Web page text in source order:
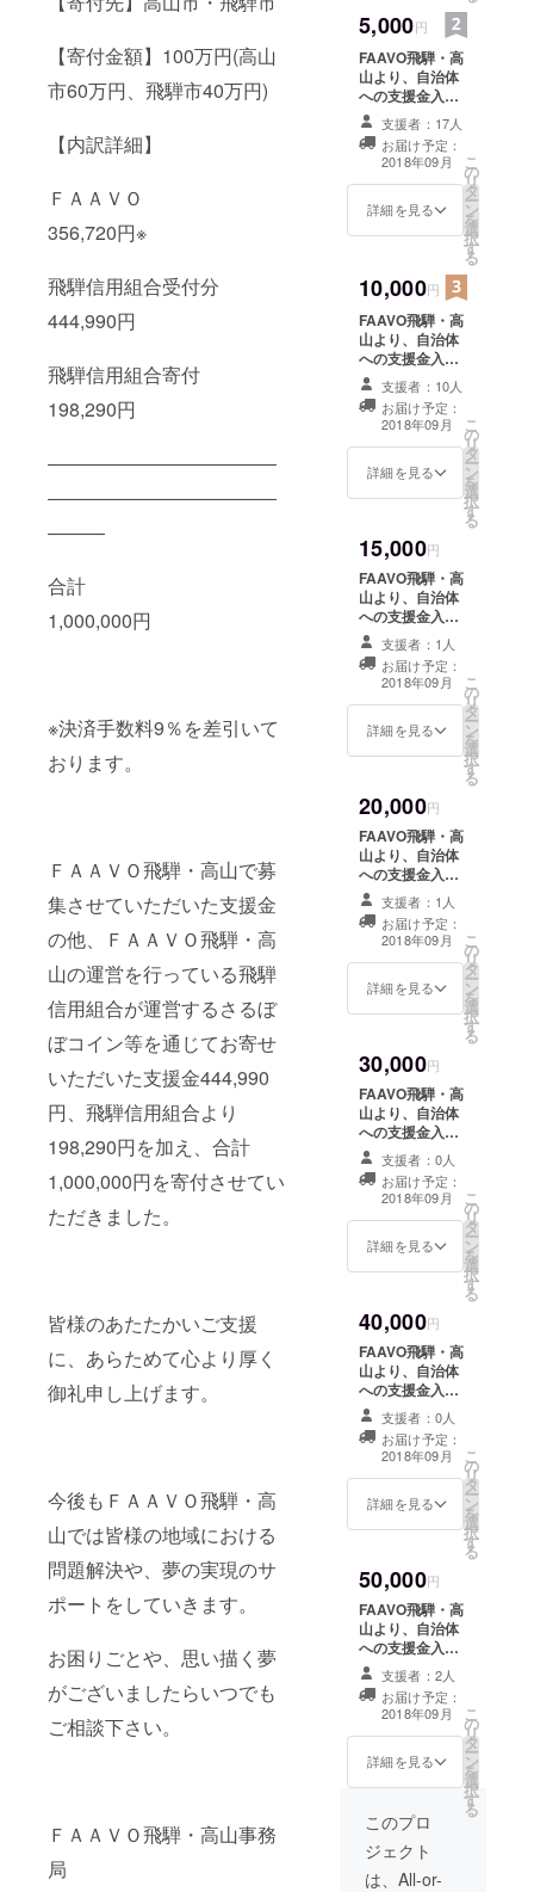
【寄付金額】100万円(高山
市60万円、飛騨市40万円)
【内訳詳細】
ＦＡＡＶＯ
356,720円※
飛騨信用組合受付分
444,990円
飛騨信用組合寄付
198,290円
――――――――――――
――――――――――――
―――
合計
1,000,000円
※決済手数料9％を差引いて
おります。
ＦＡＡＶＯ飛騨・高山で募
集させていただいた支援金
の他、ＦＡＡＶＯ飛騨・高
山の運営を行っている飛騨
信用組合が運営するさるぼ
ぼコイン等を通じてお寄せ
いただいた支援金444,990
円、飛騨信用組合より
198,290円を加え、合計
1,000,000円を寄付させてい
ただきました。
皆様のあたたかいご支援
に、あらためて心より厚く
御礼申し上げます。
今後もＦＡＡＶＯ飛騨・高
山では皆様の地域における
問題解決や、夢の実現のサ
ポートをしていきます。
お困りごとや、思い描く夢
がございましたらいつでも
ご相談下さい。
ＦＡＡＶＯ飛騨・高山事務
局
5,000円
FAAVO飛騨・高
山より、自治体
への支援金入金
完了後に報告
メッセージを送
付させていただ
きます。
支援者：17人
お届け予定：
2018年09月
詳細を見る
こ
の
リ
タ
ー
ン
を
選
択
す
る
10,000円
FAAVO飛騨・高
山より、自治体
への支援金入金
完了後に報告
メッセージを送
付させていただ
きます。
支援者：10人
お届け予定：
2018年09月
詳細を見る
こ
の
リ
タ
ー
ン
を
選
択
す
る
15,000円
FAAVO飛騨・高
山より、自治体
への支援金入金
完了後に報告
メッセージを送
付させていただ
きます。
支援者：1人
お届け予定：
2018年09月
詳細を見る
こ
の
リ
タ
ー
ン
を
選
択
す
る
20,000円
FAAVO飛騨・高
山より、自治体
への支援金入金
完了後に報告
メッセージを送
付させていただ
きます。
支援者：1人
お届け予定：
2018年09月
詳細を見る
こ
の
リ
タ
ー
ン
を
選
択
す
る
30,000円
FAAVO飛騨・高
山より、自治体
への支援金入金
完了後に報告
メッセージを送
付させていただ
きます。
支援者：0人
お届け予定：
2018年09月
詳細を見る
こ
の
リ
タ
ー
ン
を
選
択
す
る
40,000円
FAAVO飛騨・高
山より、自治体
への支援金入金
完了後に報告
メッセージを送
付させていただ
きます。
支援者：0人
お届け予定：
2018年09月
詳細を見る
こ
の
リ
タ
ー
ン
を
選
択
す
る
50,000円
FAAVO飛騨・高
山より、自治体
への支援金入金
完了後に報告
メッセージを送
付させていただ
きます。
支援者：2人
お届け予定：
2018年09月
詳細を見る
こ
の
リ
タ
ー
ン
を
選
択
す
る
このプロ
ジェクト
は、All-or-